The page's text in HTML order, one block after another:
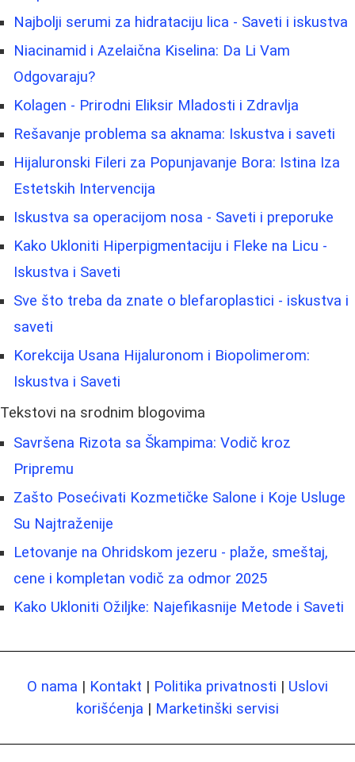
Najbolji serumi za hidrataciju lica - Saveti i iskustva
Niacinamid i Azelaična Kiselina: Da Li Vam
Odgovaraju?
Kolagen - Prirodni Eliksir Mladosti i Zdravlja
Rešavanje problema sa aknama: Iskustva i saveti
Hijaluronski Fileri za Popunjavanje Bora: Istina Iza
Estetskih Intervencija
Iskustva sa operacijom nosa - Saveti i preporuke
Kako Ukloniti Hiperpigmentaciju i Fleke na Licu -
Iskustva i Saveti
Sve što treba da znate o blefaroplastici - iskustva i
saveti
Korekcija Usana Hijaluronom i Biopolimerom:
Iskustva i Saveti
Tekstovi na srodnim blogovima
Savršena Rizota sa Škampima: Vodič kroz
Pripremu
Zašto Posećivati Kozmetičke Salone i Koje Usluge
Su Najtraženije
Letovanje na Ohridskom jezeru - plaže, smeštaj,
cene i kompletan vodič za odmor 2025
Kako Ukloniti Ožiljke: Najefikasnije Metode i Saveti
O nama | Kontakt | Politika privatnosti | Uslovi
korišćenja | Marketinški servisi